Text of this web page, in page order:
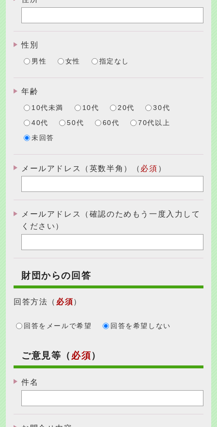
性別
男性 女性 指定なし
年齢
10代未満 10代 20代 30代
40代 50代 60代 70代以上
未回答
メールアドレス（英数半角）（ 必須 ）
メールアドレス（確認のためもう一度入力して
ください）
財団からの回答
回答方法 （ 必須）
回答をメールで希望 回答を希望しない
ご意見等（ 必須）
件名